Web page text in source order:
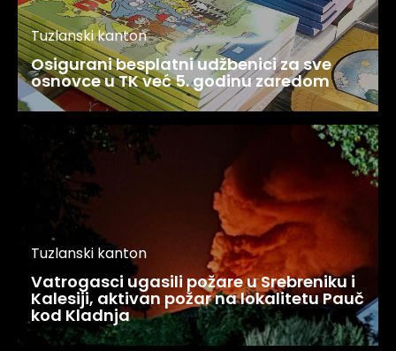
Tuzlanski kanton
Osigurani besplatni udžbenici za sve
osnovce u TK već 5. godinu zaredom
Tuzlanski kanton
Vatrogasci ugasili požare u Srebreniku i
Kalesiji, aktivan požar na lokalitetu Pauč
kod Kladnja